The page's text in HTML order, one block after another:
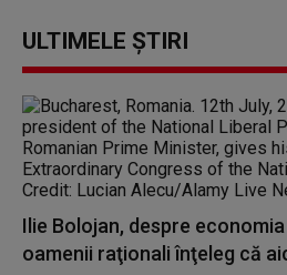
ULTIMELE ȘTIRI
Ilie Bolojan, despre
oamenii raţionali înţeleg că